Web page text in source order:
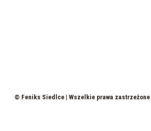
© Feniks Siedlce | Wszelkie prawa zastrzeżone